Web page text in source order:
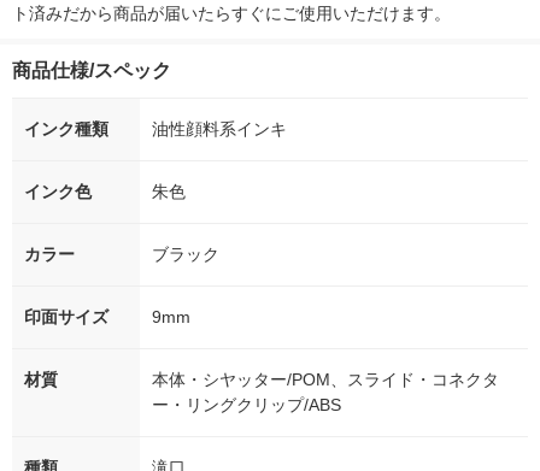
ト済みだから商品が届いたらすぐにご使用いただけます。
商品仕様/スペック
インク種類 油性顔料系インキ
インク色 朱色
カラー ブラック
印面サイズ 9mm
材質
本体・シヤッター/POM、スライド・コネクタ
ー・リングクリップ/ABS